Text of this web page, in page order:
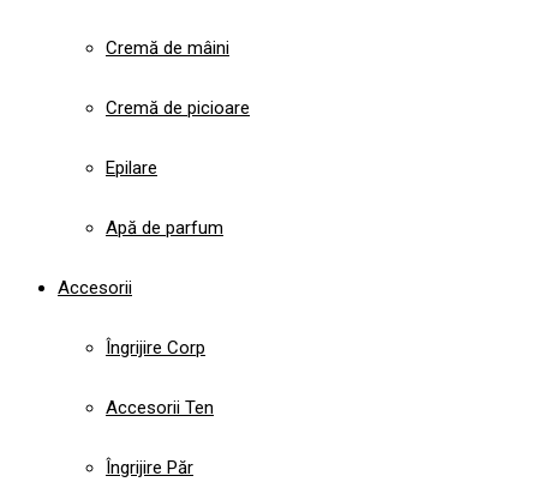
Cremă de mâini
Cremă de picioare
Epilare
Apă de parfum
Accesorii
Îngrijire Corp
Accesorii Ten
Îngrijire Păr